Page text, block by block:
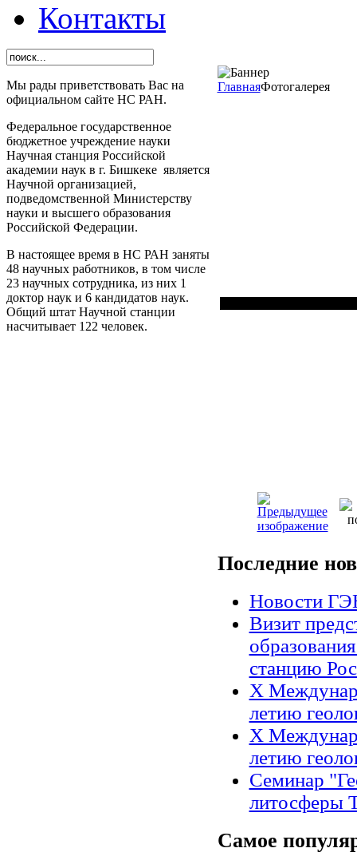
Контакты
Мы рады приветствовать Вас на
официальном сайте НС РАН.
Федеральное государственное
бюджетное учреждение науки
Научная станция Российской
академии наук в г. Бишкеке является
Научной организацией,
подведомственной Министерству
науки и высшего образования
Российской Федерации.
В настоящее время в НС РАН заняты
48 научных работников, в том числе
23 научных сотрудника, из них 1
доктор наук и 6 кандидатов наук.
Общий штат Научной станции
насчитывает 122 человек.
ГлавнаяФотогалерея
Последние
Новости
Визит
станцию
X
летию
X
летию
Семинар
литосферы
Самое